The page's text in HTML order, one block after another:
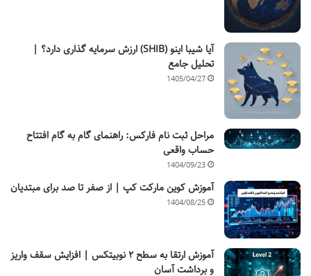
آیا شیبا اینو (SHIB) ارزش سرمایه گذاری دارد؟ |
تحلیل جامع
1405/04/27
مراحل ثبت نام فارکس: راهنمای گام به گام افتتاح
حساب واقعی
1404/09/23
آموزش کوین مارکت کپ | از صفر تا صد برای مبتدیان
1404/08/25
آموزش ارتقا به سطح ۲ نوبیتکس | افزایش سقف واریز
و برداشت آسان